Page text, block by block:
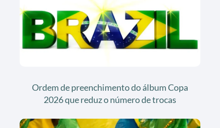
Ordem de preenchimento do álbum Copa
2026 que reduz o número de trocas